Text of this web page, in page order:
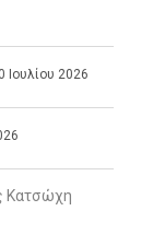
Ιουλίου 2026
Κατσώχη